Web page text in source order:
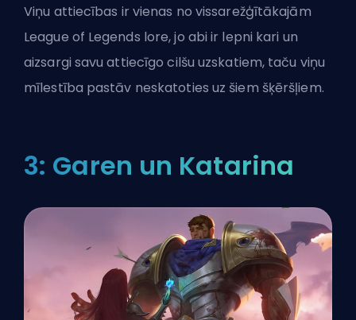
Viņu attiecības ir vienas no vissarežģītākajām
League of Legends lore, jo abi ir lepni kari un
aizsargi savu attiecīgo cilšu uzskatiem, taču viņu
mīlestība pastāv neskatoties uz šiem šķēršļiem.
3: Garen un Katarina